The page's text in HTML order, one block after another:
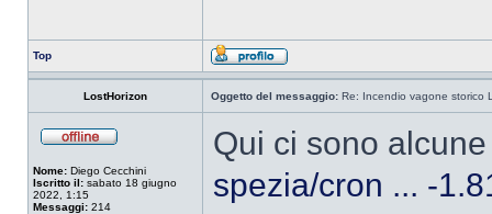
Top
LostHorizon Oggetto del messaggio: Re: Incendio vagone storico
Nome: Diego Cecchini
Iscritto il: sabato 18 giugno
2022, 1:15
Messaggi: 214
Qui ci sono
spezia/cron ... -